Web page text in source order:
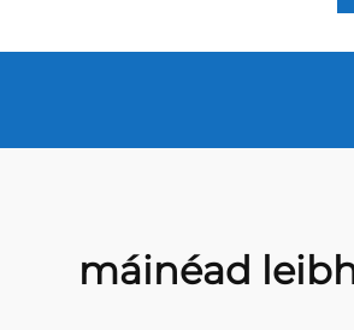
máinéad